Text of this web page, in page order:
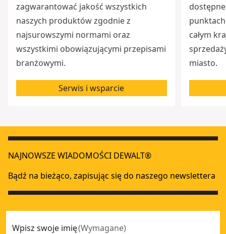
zagwarantować jakość wszystkich
naszych produktów zgodnie z
najsurowszymi normami oraz
wszystkimi obowiązującymi przepisami
branżowymi.
Serwis i wsparcie
całym
miasto.
NAJNOWSZE WIADOMOŚCI DEWALT®
Bądź na bieżąco, zapisując się do naszego newslettera
Wpisz swoje imię(Wymagane)